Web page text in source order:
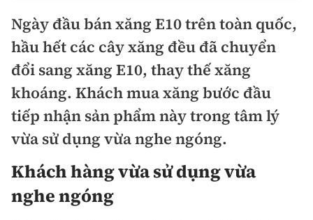
Thời sự
Chính trị
Xã hội
Chuyện dọc đường
Cải chính
Xây dựng
Chỉ đạo điều hành
Quy hoạch kiến trúc
Giám định chất lượng
Giao thông
Quản lý
Đường bộ
Hàng không
Kinh tế
Thị trường
Tài chính
Pháp luật
Thanh tra
Ngày đầu bán xăng E10 trên toàn quốc,
hầu hết các cây xăng đều đã chuyển
đổi sang xăng E10, thay thế xăng
khoáng. Khách mua xăng bước đầu
tiếp nhận sản phẩm này trong tâm lý
vừa sử dụng vừa nghe ngóng.
Khách hàng vừa sử dụng vừa
nghe ngóng